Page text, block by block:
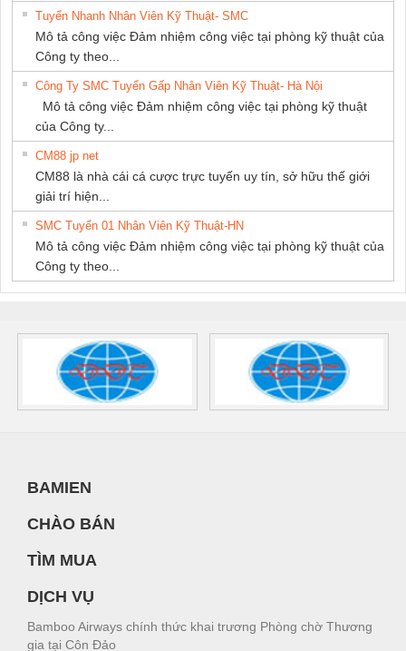
Tuyển Nhanh Nhân Viên Kỹ Thuật- SMC
Mô tả công việc Đảm nhiệm công việc tại phòng kỹ thuật của
Công ty theo...
Công Ty SMC Tuyển Gấp Nhân Viên Kỹ Thuật- Hà Nội
Mô tả công việc Đảm nhiệm công việc tại phòng kỹ thuật
của Công ty...
CM88 jp net
CM88 là nhà cái cá cược trực tuyến uy tín, sở hữu thế giới
giải trí hiện...
SMC Tuyển 01 Nhân Viên Kỹ Thuật-HN
Mô tả công việc Đảm nhiệm công việc tại phòng kỹ thuật của
Công ty theo...
BAMIEN
CHÀO BÁN
TÌM MUA
DỊCH VỤ
Bamboo Airways chính thức khai trương Phòng chờ Thương
gia tại Côn Đảo